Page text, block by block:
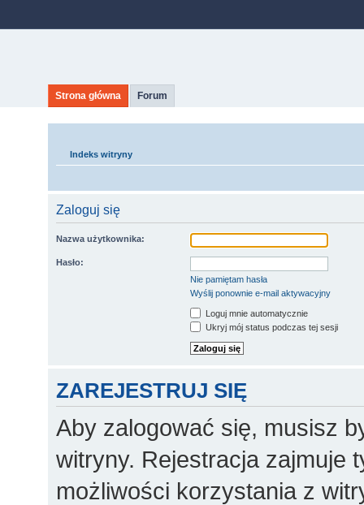
Strona główna Forum
Indeks witryny
Zaloguj się
Nazwa użytkownika:
Hasło:
Nie pamiętam hasła
Wyślij ponownie e-mail aktywacyjny
Loguj mnie automatycznie
Ukryj mój status podczas tej sesji
ZAREJESTRUJ SIĘ
Aby zalogować się, musisz
witryny. Rejestracja zajmuje
możliwości korzystania z